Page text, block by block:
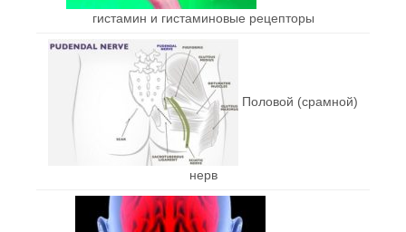
гистамин и гистаминовые рецепторы
Половой (срамной)
нерв